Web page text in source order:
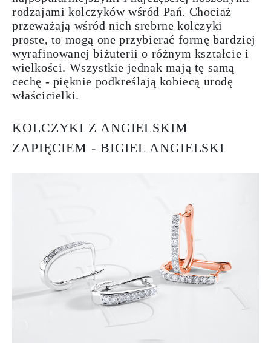
rodzajami kolczyków wśród Pań. Chociaż
przeważają wśród nich srebrne kolczyki
proste, to mogą one przybierać formę bardziej
wyrafinowanej biżuterii o różnym kształcie i
wielkości. Wszystkie jednak mają tę samą
cechę - pięknie podkreślają kobiecą urodę
właścicielki.
KOLCZYKI Z ANGIELSKIM
ZAPIĘCIEM - BIGIEL ANGIELSKI